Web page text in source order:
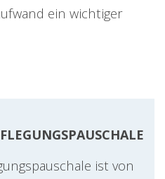
ein wichtiger
ist von